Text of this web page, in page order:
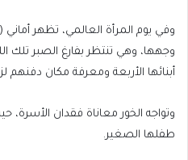
وجهها، وهي تنتظر بفارغ الصبر تلك
أبنائها الأربعة ومعرفة مكان
وتواجه الخور معاناة فقدان
طفلها الصغير.